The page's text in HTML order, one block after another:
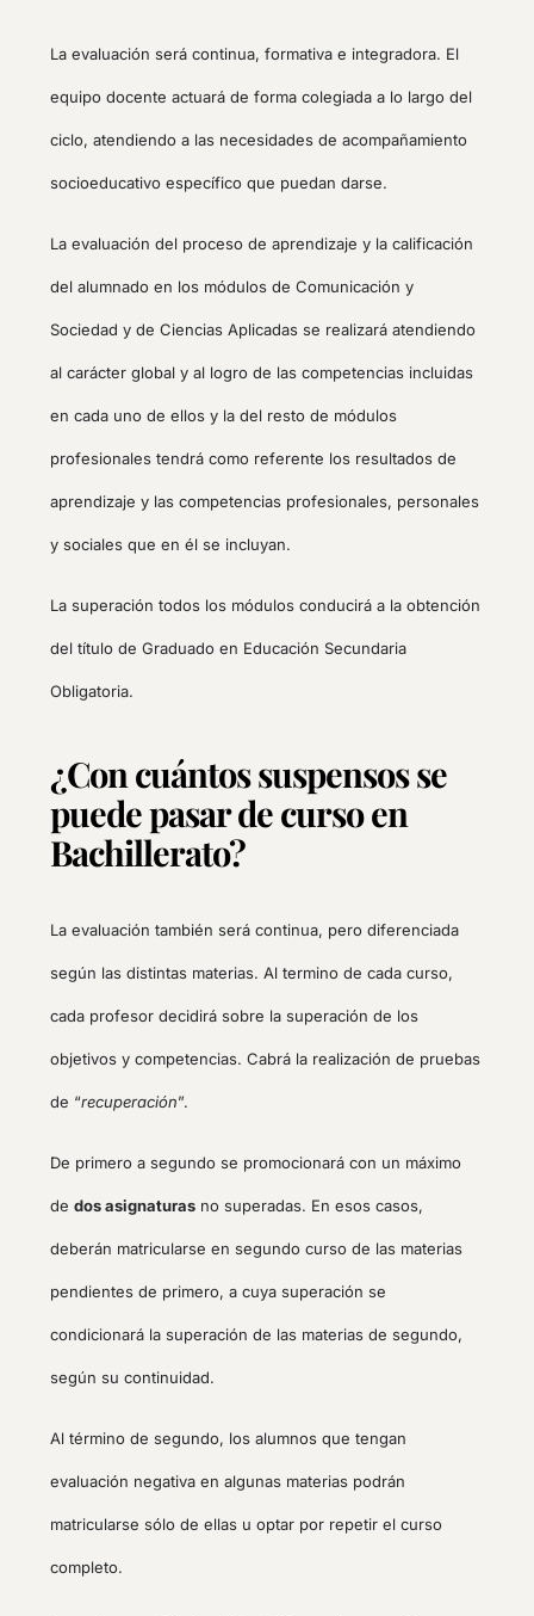
La evaluación será continua, formativa e integradora. El
equipo docente actuará de forma colegiada a lo largo del
ciclo, atendiendo a las necesidades de acompañamiento
socioeducativo específico que puedan darse.
La evaluación del proceso de aprendizaje y la calificación
del alumnado en los módulos de Comunicación y
Sociedad y de Ciencias Aplicadas se realizará atendiendo
al carácter global y al logro de las competencias incluidas
en cada uno de ellos y la del resto de módulos
profesionales tendrá como referente los resultados de
aprendizaje y las competencias profesionales, personales
y sociales que en él se incluyan.
La superación todos los módulos conducirá a la obtención
del título de Graduado en Educación Secundaria
Obligatoria.
¿Con cuántos suspensos se
puede pasar de curso en
Bachillerato?
La evaluación también será continua, pero diferenciada
según las distintas materias. Al termino de cada curso,
cada profesor decidirá sobre la superación de los
objetivos y competencias. Cabrá la realización de pruebas
de “recuperación”.
De primero a segundo se promocionará con un máximo
de dos asignaturasno superadas. En esos casos,
deberán matricularse en segundo curso de las materias
pendientes de primero, a cuya superación se
condicionará la superación de las materias de segundo,
según su continuidad.
Al término de segundo, los alumnos que tengan
evaluación negativa en algunas materias podrán
matricularse sólo de ellas u optar por repetir el curso
completo.